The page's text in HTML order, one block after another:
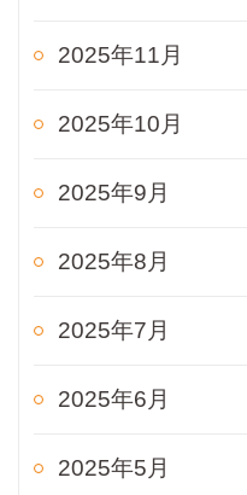
2025年11月
2025年10月
2025年9月
2025年8月
2025年7月
2025年6月
2025年5月